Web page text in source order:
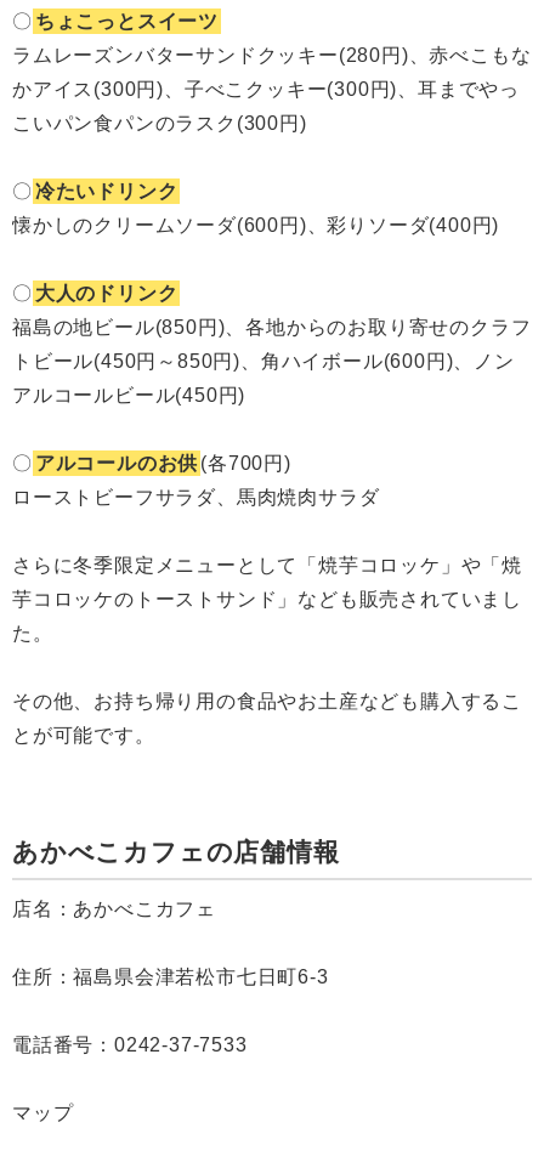
〇 ちょこっとスイーツ
ラムレーズンバターサンドクッキー(280円)、赤べこもな
かアイス(300円)、子べこクッキー(300円)、耳までやっ
こいパン食パンのラスク(300円)
〇 冷たいドリンク
懐かしのクリームソーダ(600円)、彩りソーダ(400円)
〇 大人のドリンク
福島の地ビール(850円)、各地からのお取り寄せのクラフ
トビール(450円～850円)、角ハイボール(600円)、ノン
アルコールビール(450円)
〇 アルコールのお供 (各700円)
ローストビーフサラダ、馬肉焼肉サラダ
さらに冬季限定メニューとして「焼芋コロッケ」や「焼
芋コロッケのトーストサンド」なども販売されていまし
た。
その他、お持ち帰り用の食品やお土産なども購入するこ
とが可能です。
あかべこカフェの店舗情報
店名：あかべこカフェ
住所：福島県会津若松市七日町6-3
電話番号：0242-37-7533
マップ